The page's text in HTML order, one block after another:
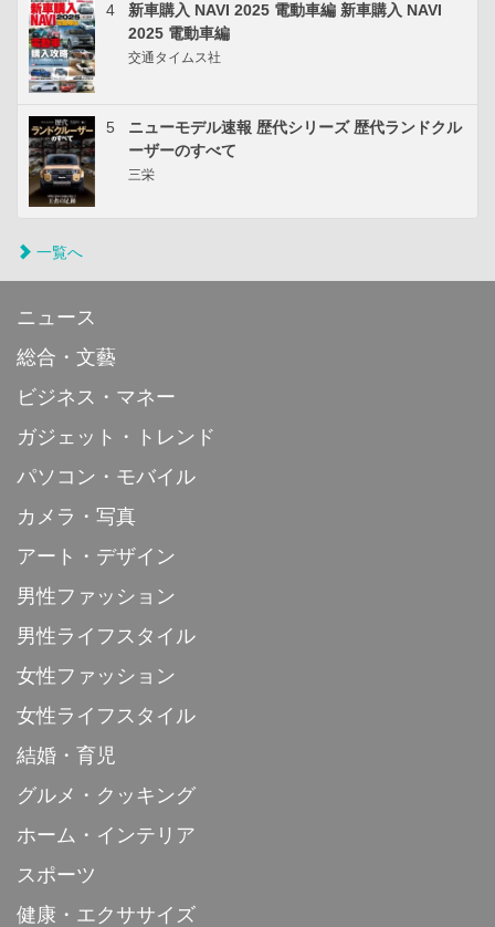
4
新車購入 NAVI 2025 電動車編 新車購入 NAVI
2025 電動車編
交通タイムス社
5
ニューモデル速報 歴代シリーズ 歴代ランドクル
ーザーのすべて
三栄
一覧へ
ニュース
総合・文藝
ビジネス・マネー
ガジェット・トレンド
パソコン・モバイル
カメラ・写真
アート・デザイン
男性ファッション
男性ライフスタイル
女性ファッション
女性ライフスタイル
結婚・育児
グルメ・クッキング
ホーム・インテリア
スポーツ
健康・エクササイズ